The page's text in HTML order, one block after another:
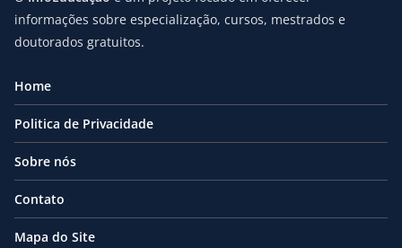
informações sobre especialização, cursos, mestrados e
doutorados gratuitos.
Home
Politica de Privacidade
Sobre nós
Contato
Mapa do Site